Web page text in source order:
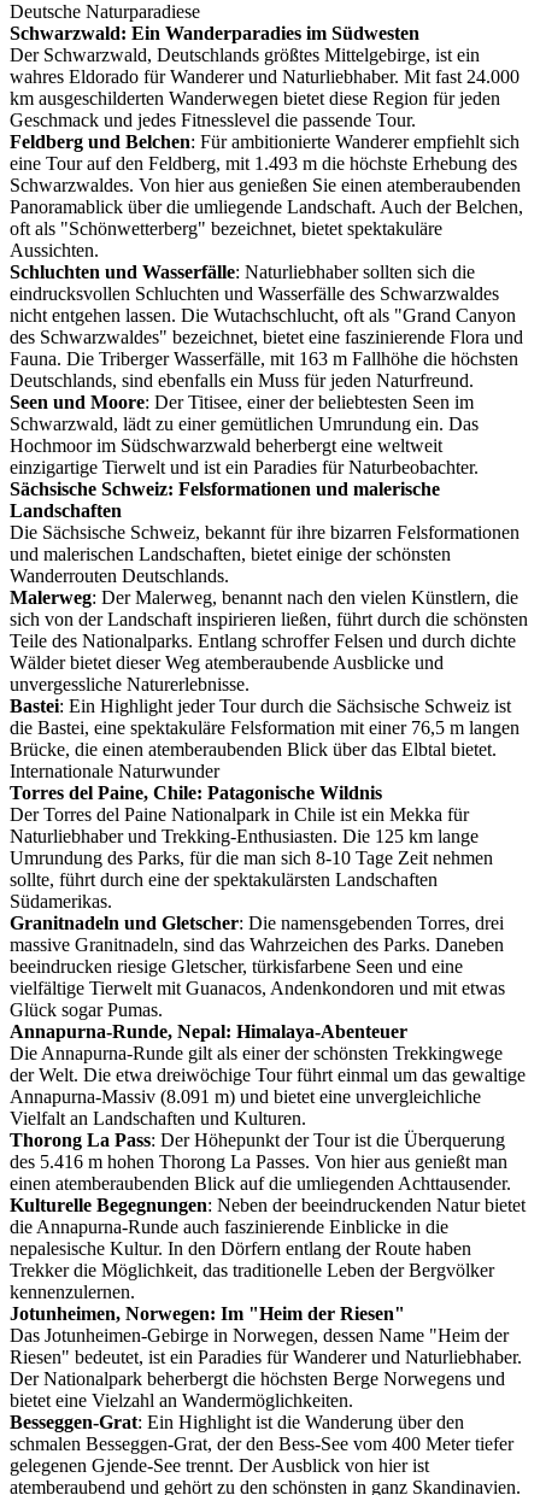
Deutsche Naturparadiese
Schwarzwald: Ein Wanderparadies im Südwesten
Der Schwarzwald, Deutschlands größtes Mittelgebirge, ist ein
wahres Eldorado für Wanderer und Naturliebhaber. Mit fast 24.000
km ausgeschilderten Wanderwegen bietet diese Region für jeden
Geschmack und jedes Fitnesslevel die passende Tour.
Feldberg und Belchen: Für ambitionierte Wanderer empfiehlt sich
eine Tour auf den Feldberg, mit 1.493 m die höchste Erhebung des
Schwarzwaldes. Von hier aus genießen Sie einen atemberaubenden
Panoramablick über die umliegende Landschaft. Auch der Belchen,
oft als "Schönwetterberg" bezeichnet, bietet spektakuläre
Aussichten.
Schluchten und Wasserfälle: Naturliebhaber sollten sich die
eindrucksvollen Schluchten und Wasserfälle des Schwarzwaldes
nicht entgehen lassen. Die Wutachschlucht, oft als "Grand Canyon
des Schwarzwaldes" bezeichnet, bietet eine faszinierende Flora und
Fauna. Die Triberger Wasserfälle, mit 163 m Fallhöhe die höchsten
Deutschlands, sind ebenfalls ein Muss für jeden Naturfreund.
Seen und Moore: Der Titisee, einer der beliebtesten Seen im
Schwarzwald, lädt zu einer gemütlichen Umrundung ein. Das
Hochmoor im Südschwarzwald beherbergt eine weltweit
einzigartige Tierwelt und ist ein Paradies für Naturbeobachter.
Sächsische Schweiz: Felsformationen und malerische
Landschaften
Die Sächsische Schweiz, bekannt für ihre bizarren Felsformationen
und malerischen Landschaften, bietet einige der schönsten
Wanderrouten Deutschlands.
Malerweg: Der Malerweg, benannt nach den vielen Künstlern, die
sich von der Landschaft inspirieren ließen, führt durch die schönsten
Teile des Nationalparks. Entlang schroffer Felsen und durch dichte
Wälder bietet dieser Weg atemberaubende Ausblicke und
unvergessliche Naturerlebnisse.
Bastei: Ein Highlight jeder Tour durch die Sächsische Schweiz ist
die Bastei, eine spektakuläre Felsformation mit einer 76,5 m langen
Brücke, die einen atemberaubenden Blick über das Elbtal bietet.
Internationale Naturwunder
Torres del Paine, Chile: Patagonische Wildnis
Der Torres del Paine Nationalpark in Chile ist ein Mekka für
Naturliebhaber und Trekking-Enthusiasten. Die 125 km lange
Umrundung des Parks, für die man sich 8-10 Tage Zeit nehmen
sollte, führt durch eine der spektakulärsten Landschaften
Südamerikas.
Granitnadeln und Gletscher: Die namensgebenden Torres, drei
massive Granitnadeln, sind das Wahrzeichen des Parks. Daneben
beeindrucken riesige Gletscher, türkisfarbene Seen und eine
vielfältige Tierwelt mit Guanacos, Andenkondoren und mit etwas
Glück sogar Pumas.
Annapurna-Runde, Nepal: Himalaya-Abenteuer
Die Annapurna-Runde gilt als einer der schönsten Trekkingwege
der Welt. Die etwa dreiwöchige Tour führt einmal um das gewaltige
Annapurna-Massiv (8.091 m) und bietet eine unvergleichliche
Vielfalt an Landschaften und Kulturen.
Thorong La Pass: Der Höhepunkt der Tour ist die Überquerung
des 5.416 m hohen Thorong La Passes. Von hier aus genießt man
einen atemberaubenden Blick auf die umliegenden Achttausender.
Kulturelle Begegnungen: Neben der beeindruckenden Natur bietet
die Annapurna-Runde auch faszinierende Einblicke in die
nepalesische Kultur. In den Dörfern entlang der Route haben
Trekker die Möglichkeit, das traditionelle Leben der Bergvölker
kennenzulernen.
Jotunheimen, Norwegen: Im "Heim der Riesen"
Das Jotunheimen-Gebirge in Norwegen, dessen Name "Heim der
Riesen" bedeutet, ist ein Paradies für Wanderer und Naturliebhaber.
Der Nationalpark beherbergt die höchsten Berge Norwegens und
bietet eine Vielzahl an Wandermöglichkeiten.
Besseggen-Grat: Ein Highlight ist die Wanderung über den
schmalen Besseggen-Grat, der den Bess-See vom 400 Meter tiefer
gelegenen Gjende-See trennt. Der Ausblick von hier ist
atemberaubend und gehört zu den schönsten in ganz Skandinavien.